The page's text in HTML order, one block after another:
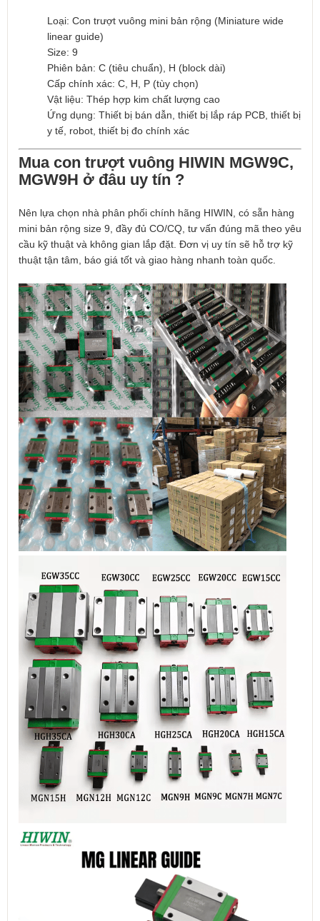
Loại: Con trượt vuông mini bản rộng (Miniature wide
linear guide)
Size: 9
Phiên bản: C (tiêu chuẩn), H (block dài)
Cấp chính xác: C, H, P (tùy chọn)
Vật liệu: Thép hợp kim chất lượng cao
Ứng dụng: Thiết bị bán dẫn, thiết bị lắp ráp PCB, thiết bị
y tế, robot, thiết bị đo chính xác
Mua con trượt vuông HIWIN MGW9C,
MGW9H ở đâu uy tín ?
Nên lựa chọn nhà phân phối chính hãng HIWIN, có sẵn hàng
mini bản rộng size 9, đầy đủ CO/CQ, tư vấn đúng mã theo yêu
cầu kỹ thuật và không gian lắp đặt. Đơn vị uy tín sẽ hỗ trợ kỹ
thuật tận tâm, báo giá tốt và giao hàng nhanh toàn quốc.